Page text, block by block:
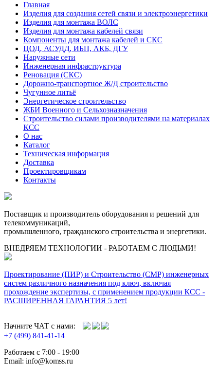
Главная
Изделия для создания сетей связи и электроэнергетики
Изделия для монтажа ВОЛС
Изделия для монтажа кабелей связи
Компоненты для монтажа кабелей и СКС
ЦОД, АСУДД, ИБП, АКБ, ДГУ
Наружные сети
Инженерная инфраструктура
Реновация (СКС)
Дорожно-транспортное Ж/Д строительство
Чугунное литьё
Энергетическое строительство
ЖБИ Военного и Сельхозназначения
Строительство силами производителями на материалах
КСС
О нас
Каталог
Техническая информация
Доставка
Проектировщикам
Контакты
Поставщик и производитель оборудования и решений для
телекоммуникаций,
промышленного, гражданского строительства и энергетики.
ВНЕДРЯЕМ ТЕХНОЛОГИИ - РАБОТАЕМ С ЛЮДЬМИ!
Проектирование (ПИР) и Cтроительство (СМР) инженерных
систем различного назначения под ключ, включая
прохождение экспертизы, с применением продукции КСС -
РАСШИРЕННАЯ ГАРАНТИЯ 5 лет!
Начните ЧАТ с нами:
+7 (499) 841-41-14
Работаем с 7:00 - 19:00
Email: info@komss.ru